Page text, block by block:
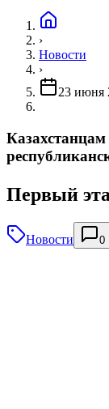
›
Новости
›
23 июня
Первый
Новости 0